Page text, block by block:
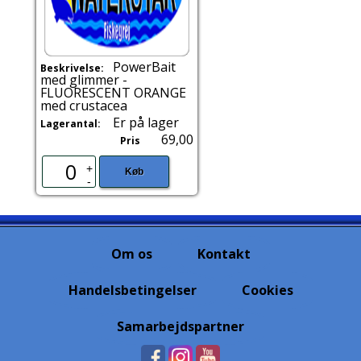
Beskrivelse: PowerBait
med glimmer -
FLUORESCENT ORANGE
med crustacea
Lagerantal: Er på lager
Pris 69,00
+
-
Køb
Om os Kontakt
Handelsbetingelser Cookies
Samarbejdspartner